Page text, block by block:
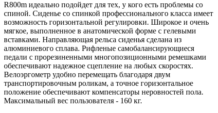
R800m идеально подойдет для тех, у кого есть проблемы со
спиной. Сиденье со спинкой профессионального класса имеет
возможность горизонтальной регулировки. Широкое и очень
мягкое, выполненное в анатомической форме с гелевыми
вставками. Направляющая рельса сиденья сделана из
алюминиевого сплава. Рифленые самобалансирующиеся
педали с прорезиненными многопозиционными ремешками
обеспечивают надежное сцепление на любых скоростях.
Велоэргометр удобно перемещать благодаря двум
транспортировочным роликам, а точное горизонтальное
положение обеспечивают компенсаторы неровностей пола.
Максимальный вес пользователя - 160 кг.